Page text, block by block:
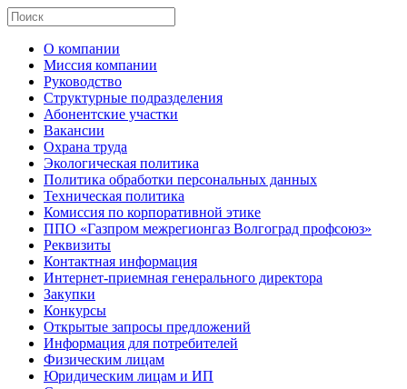
О компании
Миссия компании
Руководство
Структурные подразделения
Абонентские участки
Вакансии
Охрана труда
Экологическая политика
Политика обработки персональных данных
Техническая политика
Комиссия по корпоративной этике
ППО «Газпром межрегионгаз Волгоград профсоюз»
Реквизиты
Контактная информация
Интернет-приемная генерального директора
Закупки
Конкурсы
Открытые запросы предложений
Информация для потребителей
Физическим лицам
Юридическим лицам и ИП